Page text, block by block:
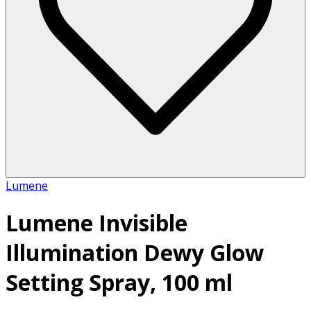
Lumene
Lumene Invisible
Illumination Dewy Glow
Setting Spray, 100 ml